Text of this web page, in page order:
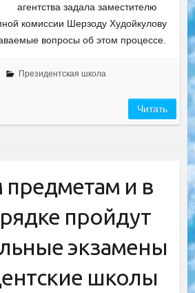
агентства задала заместителю
комиссии Шерзоду Худойкулову
вопросы об этом процессе.
Президентская школа
Читать
предметам и в
пройдут
экзамены
школы